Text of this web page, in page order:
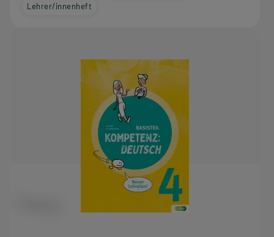
Lehrer/innenheft